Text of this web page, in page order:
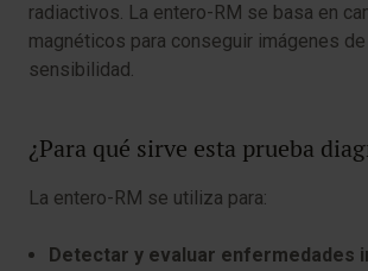
radiactivos. La entero-RM se basa en
magnéticos para conseguir imágenes de
sensibilidad.
¿Para qué sirve esta prueba
La entero-RM se utiliza para:
Detectar y evaluar enfermedades